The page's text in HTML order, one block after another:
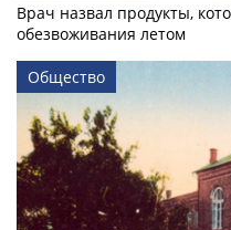
Врач назвал продукты,
обезвоживания летом
Общество